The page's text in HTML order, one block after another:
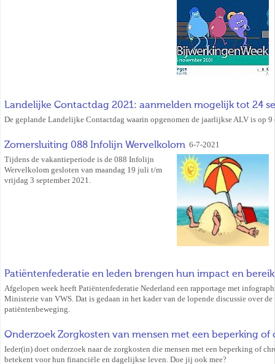
Landelijke Contactdag 2021: aanmelden mogelijk tot 24
De geplande Landelijke Contactdag waarin opgenomen de jaarlijkse ALV is op
Zomersluiting 088 Infolijn Wervelkolom 6-7-2021
Tijdens de vakantieperiode is de 088 Infolijn
Wervelkolom gesloten van maandag 19 juli t/m
vrijdag 3 september 2021.
Patiëntenfederatie en leden brengen hun impact en
Afgelopen week heeft Patiëntenfederatie Nederland een rapportage met
Ministerie van VWS. Dat is gedaan in het kader van de lopende discussie over
patiëntenbeweging.
Onderzoek Zorgkosten van mensen met een beperking of
Ieder(in) doet onderzoek naar de zorgkosten die mensen met een beperking of
betekent voor hun financiële en dagelijkse leven. Doe jij ook mee?